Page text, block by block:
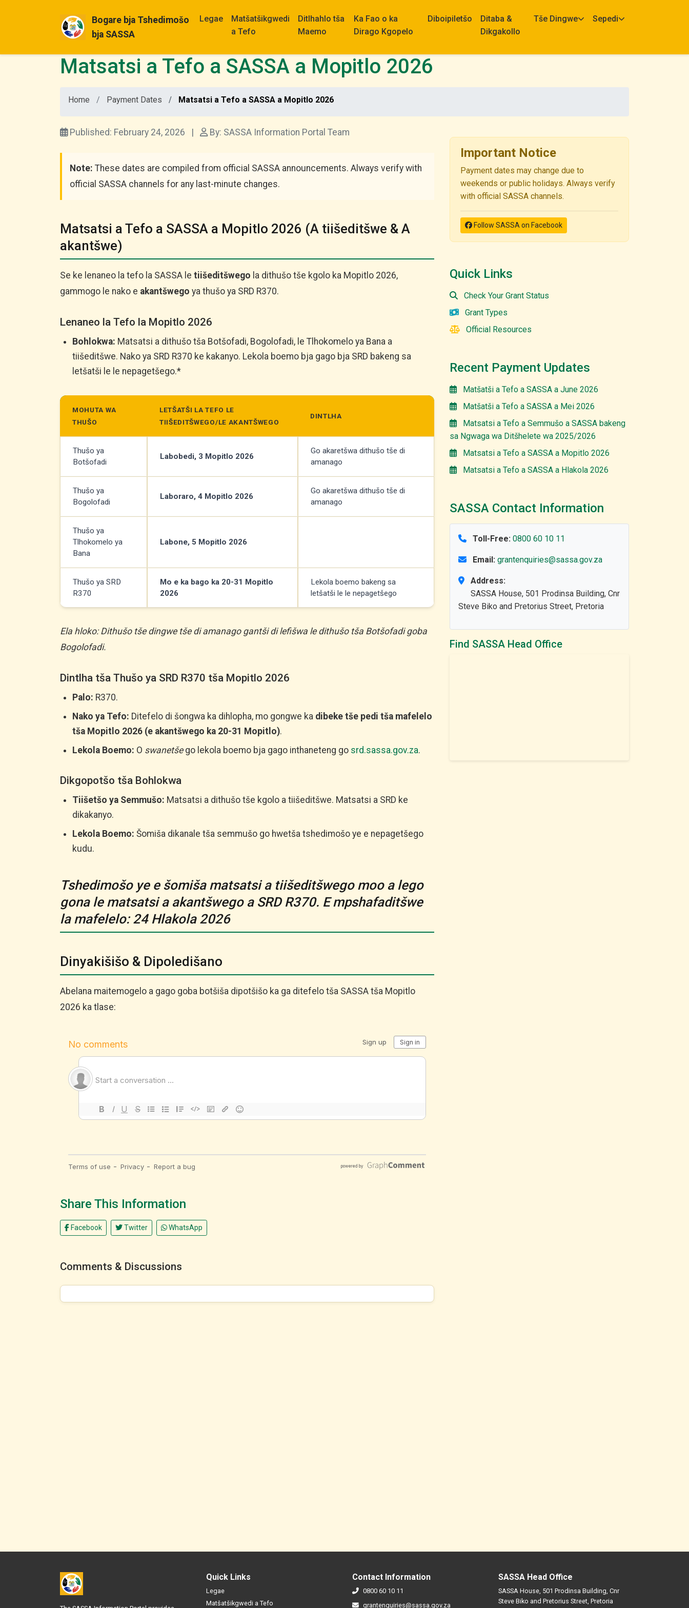
Bogare bja Tshedimošo
bja SASSA
Legae
Matšatšikgwedi
a Tefo
Ditlhahlo tša
Maemo
Ka Fao o ka
Dirago Kgopelo
Diboipiletšo
Ditaba &
Dikgakollo
Tše Dingwe Sepedi
Matsatsi a Tefo a SASSA a Mopitlo 2026
Home Payment Dates Matsatsi a Tefo a SASSA a Mopitlo 2026
Published: February 24, 2026 By: SASSA Information Portal Team
Note: These dates are compiled from official SASSA announcements. Always verify with
official SASSA channels for any last-minute changes.
Matsatsi a Tefo a SASSA a Mopitlo 2026 (A tiišeditšwe & A
akantšwe)
Se ke lenaneo la tefo la SASSA le tiišeditšwego la dithušo tše kgolo ka Mopitlo 2026,
gammogo le nako e akantšwego ya thušo ya SRD R370.
Lenaneo la Tefo la Mopitlo 2026
Bohlokwa: Matsatsi a dithušo tša Botšofadi, Bogolofadi, le Tlhokomelo ya Bana a
tiišeditšwe. Nako ya SRD R370 ke kakanyo. Lekola boemo bja gago bja SRD bakeng sa
letšatši le le nepagetšego.*
MOHUTA WA
THUŠO
LETŠATŠI LA TEFO LE
TIIŠEDITŠWEGO/LE AKANTŠWEGO
DINTLHA
Thušo ya
Botšofadi
Labobedi, 3 Mopitlo 2026
Go akaretšwa dithušo tše di
amanago
Thušo ya
Bogolofadi
Laboraro, 4 Mopitlo 2026
Go akaretšwa dithušo tše di
amanago
Thušo ya
Tlhokomelo ya
Bana
Labone, 5 Mopitlo 2026
Thušo ya SRD
R370
Mo e ka bago ka 20-31 Mopitlo
2026
Lekola boemo bakeng sa
letšatši le le nepagetšego
Ela hloko: Dithušo tše dingwe tše di amanago gantši di lefišwa le dithušo tša Botšofadi goba
Bogolofadi.
Dintlha tša Thušo ya SRD R370 tša Mopitlo 2026
Palo: R370.
Nako ya Tefo: Ditefelo di šongwa ka dihlopha, mo gongwe ka dibeke tše pedi tša mafelelo
tša Mopitlo 2026 (e akantšwego ka 20-31 Mopitlo).
Lekola Boemo: O swanetšego lekola boemo bja gago inthaneteng go srd.sassa.gov.za.
Dikgopotšo tša Bohlokwa
Tiišetšo ya Semmušo: Matsatsi a dithušo tše kgolo a tiišeditšwe. Matsatsi a SRD ke
dikakanyo.
Lekola Boemo: Šomiša dikanale tša semmušo go hwetša tshedimošo ye e nepagetšego
kudu.
Tshedimošo ye e šomiša matsatsi a tiišeditšwego moo a lego
gona le matsatsi a akantšwego a SRD R370. E mpshafaditšwe
la mafelelo: 24 Hlakola 2026
Dinyakišišo & Dipoledišano
Abelana maitemogelo a gago goba botšiša dipotšišo ka ga ditefelo tša SASSA tša Mopitlo
2026 ka tlase:
Share This Information
Facebook Twitter WhatsApp
Comments & Discussions
Important Notice
Payment dates may change due to
weekends or public holidays. Always verify
with official SASSA channels.
Follow SASSA on Facebook
Quick Links
Check Your Grant Status
Grant Types
Official Resources
Recent Payment Updates
Matšatši a Tefo a SASSA a June 2026
Matšatši a Tefo a SASSA a Mei 2026
Matsatsi a Tefo a Semmušo a SASSA bakeng
sa Ngwaga wa Ditšhelete wa 2025/2026
Matsatsi a Tefo a SASSA a Mopitlo 2026
Matsatsi a Tefo a SASSA a Hlakola 2026
SASSA Contact Information
Toll-Free: 0800 60 10 11
Email: grantenquiries@sassa.gov.za
Address:
SASSA House, 501 Prodinsa Building, Cnr
Steve Biko and Pretorius Street, Pretoria
Find SASSA Head Office
Quick Links
Legae
Matšatšikgwedi a Tefo
Contact Information
0800 60 10 11
grantenquiries@sassa.gov.za
SASSA Head Office
SASSA House, 501 Prodinsa Building, Cnr
Steve Biko and Pretorius Street, Pretoria